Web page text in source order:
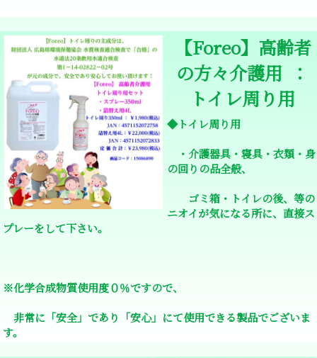
【Foreo】高齢者
の方々介護用 ：
トイレ周り用
◆トイレ周り用
・介護器具・寝具・衣類・身
の回りの品全般、
ゴミ箱・トイレの後、等の
ニオイが気になる所に、直接ス
プレーをして下さい。
※化学合成物質使用度０％ですので、
非常に「安全」であり「安心」にて使用できる製品でございま
す。